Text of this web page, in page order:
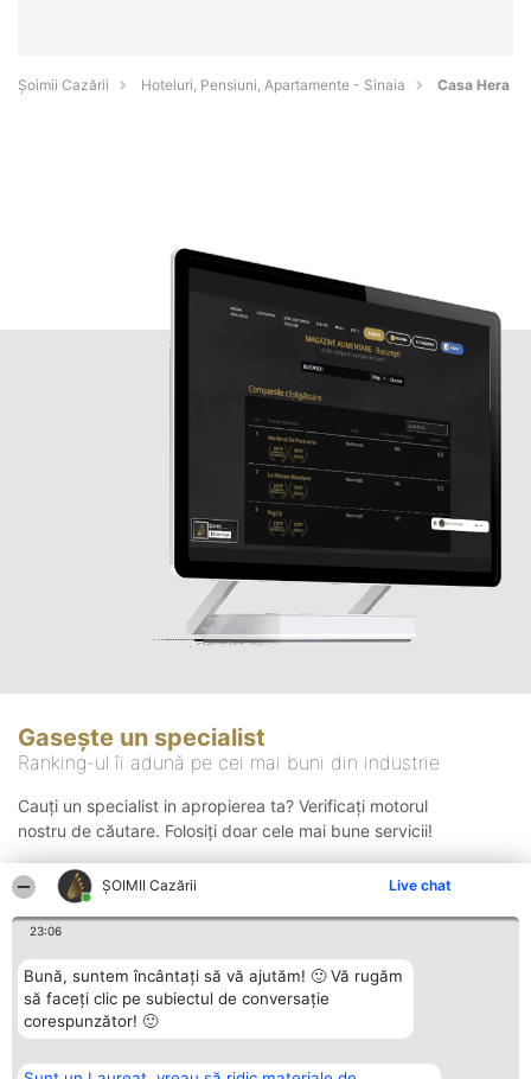
ȘOIMII Cazării Live chat
23:06
Bună, suntem încântați să vă ajutăm! 🙂 Vă rugăm
să faceți clic pe subiectul de conversație
corespunzător! 🙂
Șoimii Cazării Hoteluri, Pensiuni, Apartamente - Sinaia Casa Hera
Gasește un specialist
Ranking-ul îi adună pe cei mai buni din industrie
Cauți un specialist in apropierea ta? Verificați motorul
nostru de căutare. Folosiți doar cele mai bune servicii!